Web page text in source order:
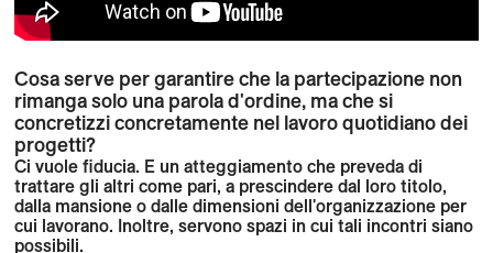
Cosa serve per garantire che la partecipazione non
rimanga solo una parola d'ordine, ma che si
concretizzi concretamente nel lavoro quotidiano dei
progetti?
Ci vuole fiducia. E un atteggiamento che preveda di
trattare gli altri come pari, a prescindere dal loro titolo,
dalla mansione o dalle dimensioni dell'organizzazione per
cui lavorano. Inoltre, servono spazi in cui tali incontri siano
possibili.